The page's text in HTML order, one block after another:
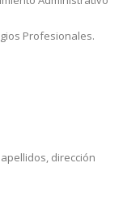
Profesionales.
dirección